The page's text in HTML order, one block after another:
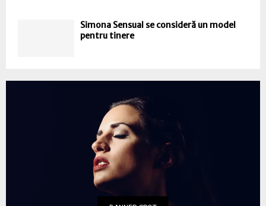
Simona Sensual se consideră un model
pentru tinere